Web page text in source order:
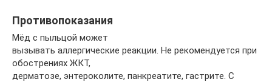
Противопоказания
Мёд с пыльцой может
вызывать аллергические реакции. Не рекомендуется при
обострениях ЖКТ,
дерматозе, энтероколите, панкреатите, гастрите. С